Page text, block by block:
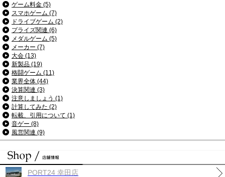
ゲーム料金 (5)
スマホゲーム (7)
ドライブゲーム (2)
プライズ関連 (6)
メダルゲーム (5)
メーカー (7)
大会 (13)
新製品 (19)
格闘ゲーム (11)
業界全体 (44)
決算関連 (3)
注意しましょう (1)
計算してみた (2)
転載、引用について (1)
音ゲー (8)
風営関連 (9)
PORT24 幸田店